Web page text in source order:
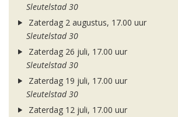
Sleutelstad 30
Zaterdag 2 augustus, 17.00 uur
Sleutelstad 30
Zaterdag 26 juli, 17.00 uur
Sleutelstad 30
Zaterdag 19 juli, 17.00 uur
Sleutelstad 30
Zaterdag 12 juli, 17.00 uur